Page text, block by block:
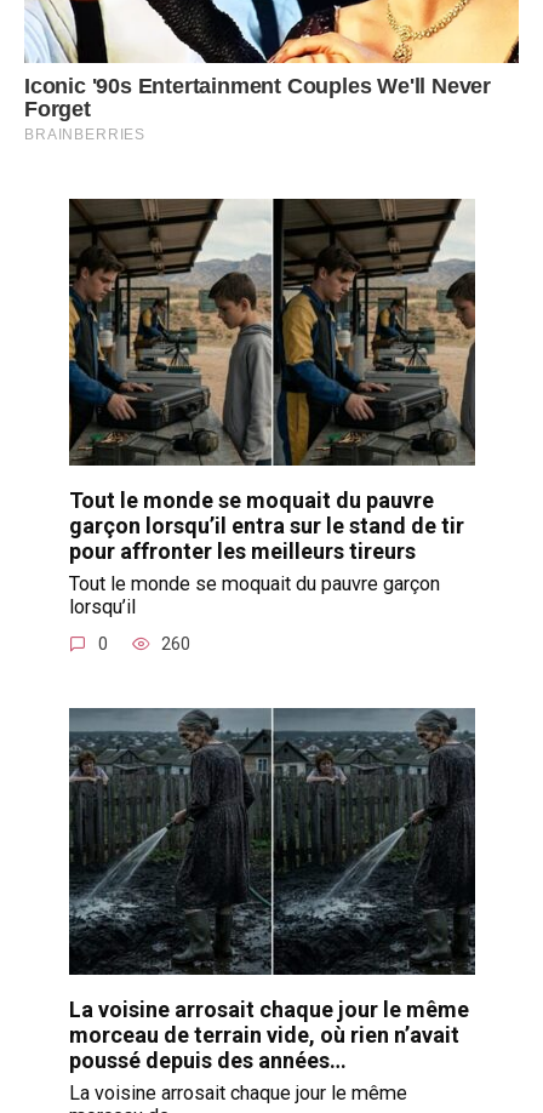
Tout le monde se moquait du pauvre
garçon lorsqu’il entra sur le stand de tir
pour affronter les meilleurs tireurs
Tout le monde se moquait du pauvre garçon
lorsqu’il
0 260
La voisine arrosait chaque jour le même
morceau de terrain vide, où rien n’avait
poussé depuis des années…
La voisine arrosait chaque jour le même